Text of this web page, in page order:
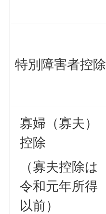
特別障害者控除
寡婦（寡夫）
控除
（寡夫控除は
令和元年所得
以前）